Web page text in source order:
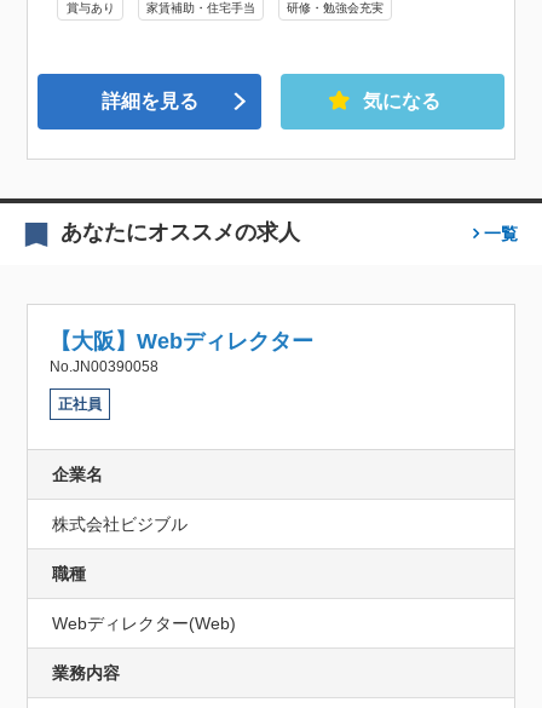
賞与あり 家賃補助・住宅手当 研修・勉強会充実
詳細を見る 気になる
あなたにオススメの求人 一覧
【大阪】Webディレクター
No.JN00390058
正社員
企業名
株式会社ビジブル
職種
Webディレクター(Web)
業務内容